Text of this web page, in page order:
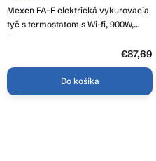
Mexen FA-F elektrická vykurovacia
tyč s termostatom s Wi-fi, 900W,
čierna, W953-0900-70
€87,69
Do košíka